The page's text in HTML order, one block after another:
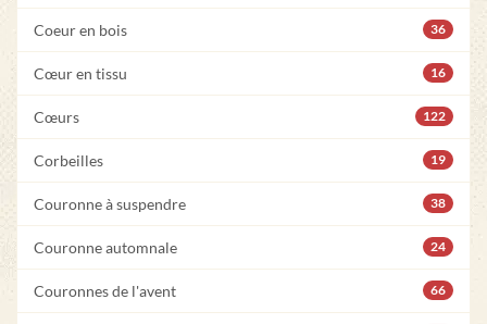
Coeur en bois 36
Cœur en tissu 16
Cœurs 122
Corbeilles 19
Couronne à suspendre 38
Couronne automnale 24
Couronnes de l'avent 66